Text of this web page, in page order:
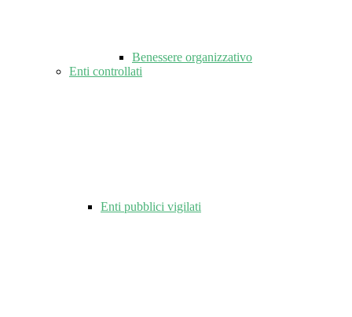
Benessere organizzativo
Enti controllati
Enti pubblici vigilati